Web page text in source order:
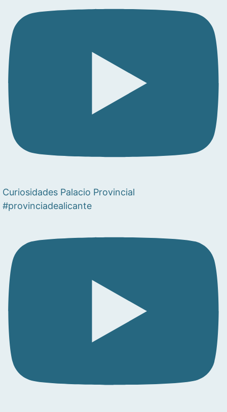
Curiosidades Palacio Provincial
#provinciadealicante